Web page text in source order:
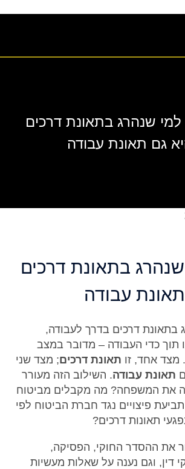
למי שנהרג בתאונת דרכים
גם תאונת עבודה
שנהרג בתאונת דרכים
עבודה
בתאונת דרכים בדרך לעבודה,
תוך כדי העבודה – מדובר במצב
מצד אחד, זו תאונת דרכים; מצד שני
תאונת עבודה. השילוב הזה מעורר
את המשפחה? מה מקבלים מביטוח
פיצויים נגד חברת הביטוח לפי
תאונות דרכים?
את ההסדר החוקי, הפסיקה,
דין, וגם נענה על שאלות מעשיות